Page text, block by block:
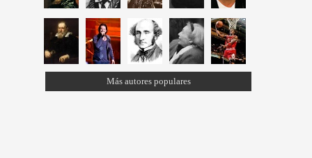
Más autores populares